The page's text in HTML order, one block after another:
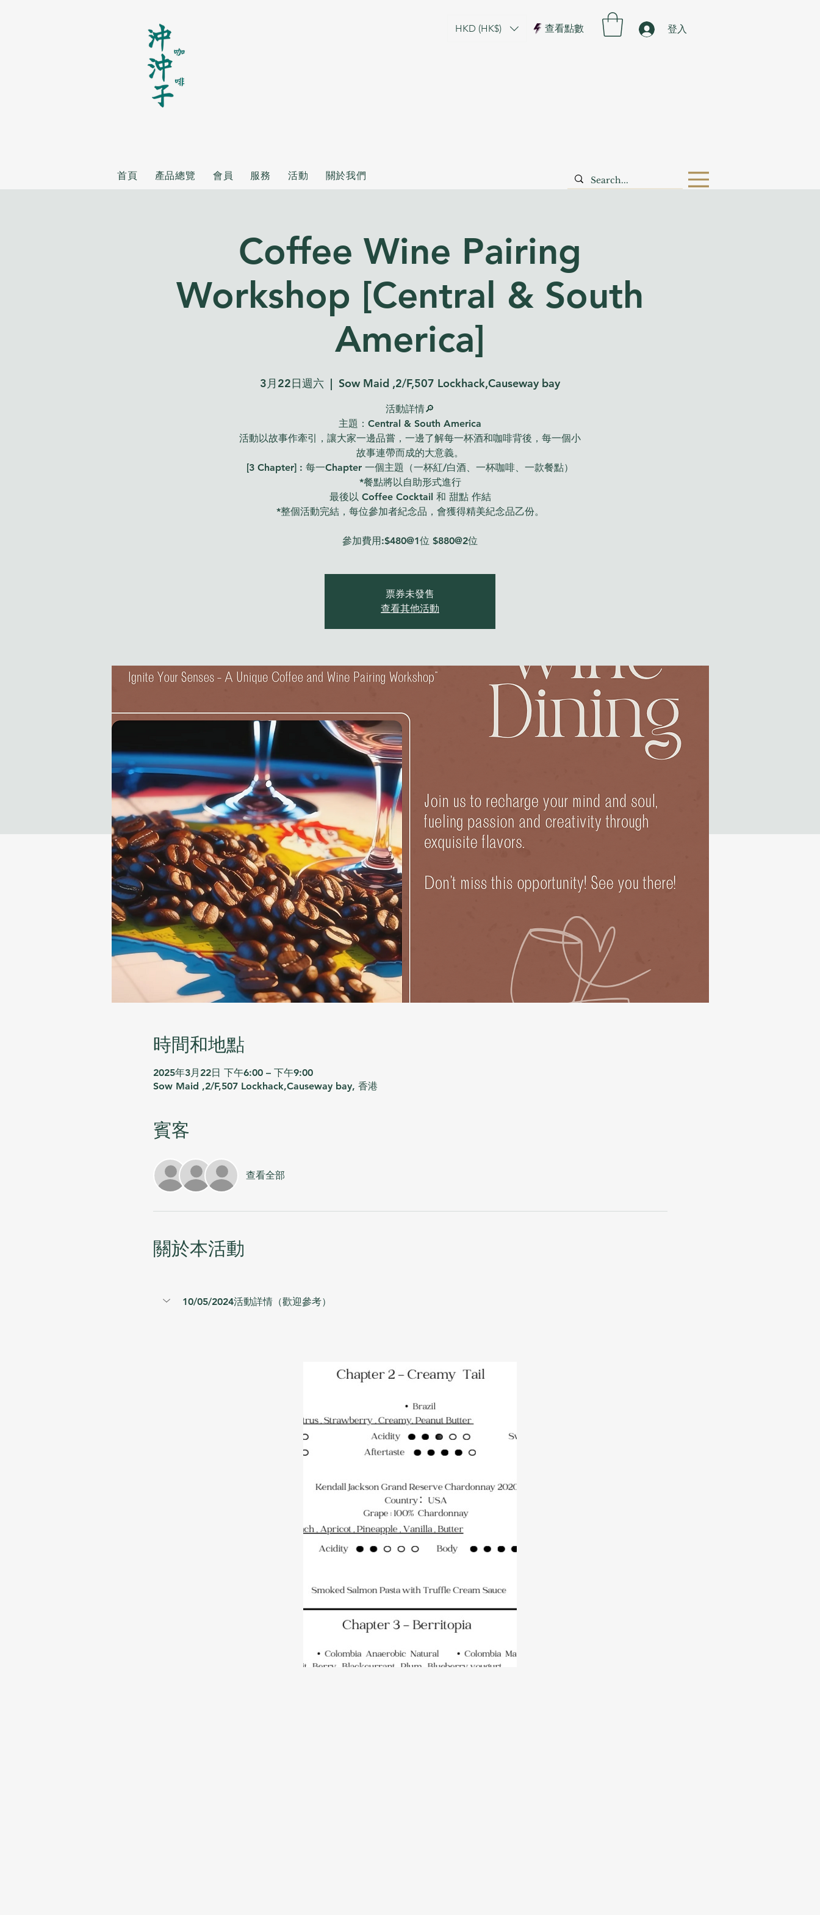
首頁 產品總覽 會員 服務 活動 關於我們
查看點數
HKD (HK$) 登入
Coffee Wine Pairing
Workshop [Central & South
America]
3月22日週六
  |
Sow Maid ,2/F,507 Lockhack,Causeway bay
活動詳情🔎
主題：Central & South America
活動以故事作牽引，讓大家一邊品嘗，一邊了解每一杯酒和咖啡背後，每一個小
故事連帶而成的大意義。
[3 Chapter] : 每一Chapter 一個主題（一杯紅/白酒、一杯咖啡、一款餐點）
*餐點將以自助形式進行
最後以 Coffee Cocktail 和 甜點 作結
*整個活動完結，每位參加者紀念品，會獲得精美紀念品乙份。
票券未發售
查看其他活動
時間和地點
2025年3月22日 下午6:00 – 下午9:00
Sow Maid ,2/F,507 Lockhack,Causeway bay, 香港
賓客
查看全部
關於本活動
10/05/2024活動詳情（歡迎參考）